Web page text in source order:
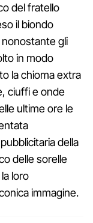
del fratello
il biondo
nonostante gli
in modo
la chioma extra
ciuffi e onde
ultime ore le
della
delle sorelle
loro
immagine.